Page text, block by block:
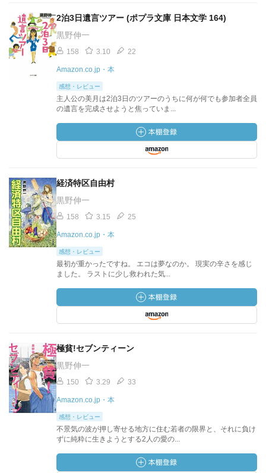
2泊3日遺言ツアー (ポプラ文庫 日本文学 164)
黒野伸一
158 3.10 22
Amazon.co.jp・本
感想・レビュー
主人公の美月は2泊3日のツアーのうちに何が何でも参加者全員
の遺言を完成させようと焦っていま...
経済特区自由村
黒野伸一
158 3.15 25
Amazon.co.jp・本
感想・レビュー
最初が重かったですね。 エコは夢なのか。 現実の辛さを感じ
ました。 ラストに少し救われた気...
極貧!セブンティーン
黒野伸一
150 3.29 33
Amazon.co.jp・本
感想・レビュー
不景気の波が押し寄せる地方に住む若者の限界と、それに負け
ずに純粋に生きようとする2人の愛の...